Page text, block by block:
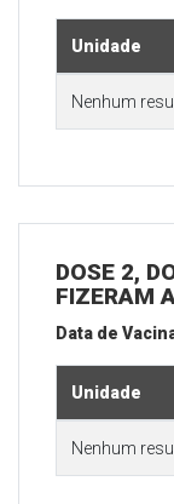
Unidade
Nenhum
DOSE 2,
FIZERAM
Data de
Unidade
Nenhum